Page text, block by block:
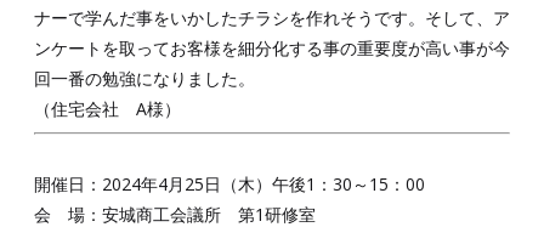
ナーで学んだ事をいかしたチラシを作れそうです。そして、ア
ンケートを取ってお客様を細分化する事の重要度が高い事が今
回一番の勉強になりました。
（住宅会社 A様）
開催日：2024年4月25日（木）午後1：30～15：00
会 場：安城商工会議所 第1研修室